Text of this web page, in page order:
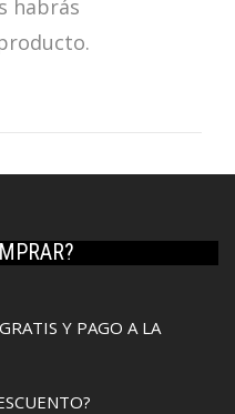
habrás
Y PAGO A LA